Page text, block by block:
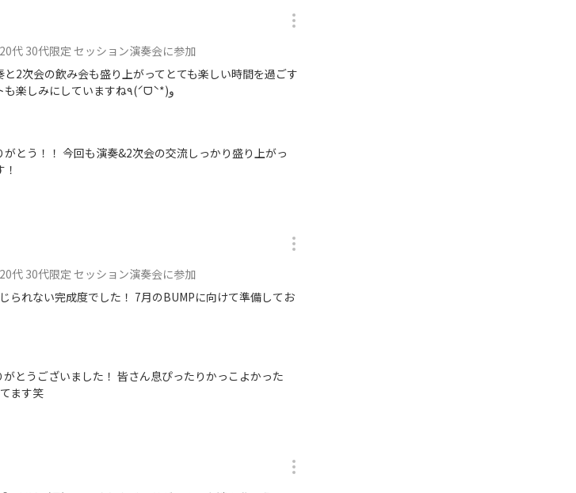
30代限定 セッション演奏会に参加
2次会の飲み会も盛り上がってとても楽しい時間を過ごす
ことができました✨ また来月のイベントも楽しみにしていますね٩(ˊᗜˋ*)و
とう！！ 今回も演奏&2次会の交流しっかり盛り上がっ
30代限定 セッション演奏会に参加
られない完成度でした！ 7月のBUMPに向けて準備してお
とうございました！ 皆さん息ぴったりかっこよかった
ます笑